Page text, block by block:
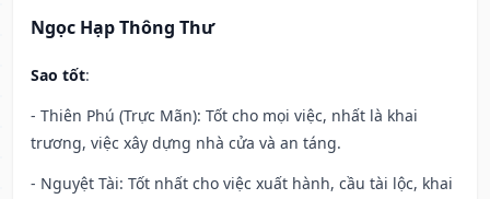
Ngọc Hạp Thông Thư
Sao tốt:
- Thiên Phú (Trực Mãn): Tốt cho mọi việc, nhất là khai
trương, việc xây dựng nhà cửa và an táng.
- Nguyệt Tài: Tốt nhất cho việc xuất hành, cầu tài lộc, khai